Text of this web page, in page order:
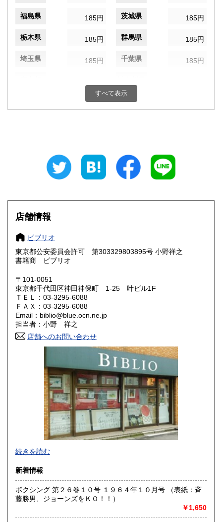
福島県 185円 茨城県 185円
栃木県 185円 群馬県 185円
埼玉県 185円 千葉県 185円
185円 富山県
185円 静岡県
奈良県 185円 和歌山県
岡山県 185円 広島県
山口県 185円
香川県 185円
185円 福岡県
185円 長崎県
185円 大分県
185円 鹿児島県
すべて表示
店舗情報
ビブリオ
東京都公安委員会許可 第303329803895号 小野祥之
書籍商 ビブリオ
〒101-0051
東京都千代田区神田神保町 1-25 叶ビル1F
ＴＥＬ：03-3295-6088
ＦＡＸ：03-3295-6088
Email：biblio@blue.ocn.ne.jp
担当者：小野 祥之
店舗へのお問い合わせ
色紙・掛軸・書簡・原稿・芸能人のサインなどの肉筆類、野
球をはじめスポーツ関連書籍やユニホーム・バット・グロー
沿線名：都営新宿線・三田線、東京メトロ半蔵門線
最寄駅：神保町駅A7出口徒歩3分・JRお茶の水駅徒歩8分
営業時間：11:00〜18:00
続きを読む
新着情報
ボクシング 第２６巻１０号 １９６４年１０月号 （表紙：斉
藤勝男、ジョーンズをＫＯ！！）
￥1,650